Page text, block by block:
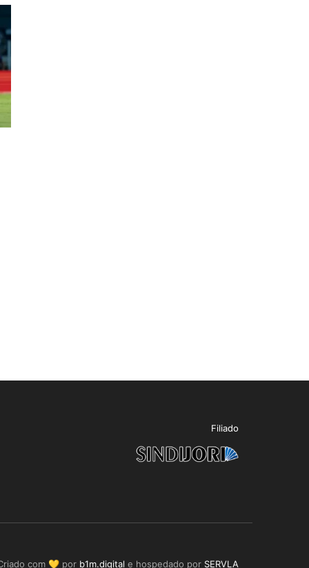
Filiado
com 💛 por b1m.digital e hospedado por SERVLA